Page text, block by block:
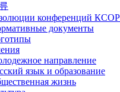
конференций
документы
направление
язык и образование
жизнь